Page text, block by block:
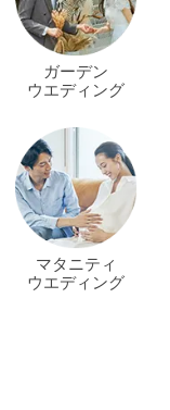
ガーデン
ウエディング
マタニティ
ウエディング